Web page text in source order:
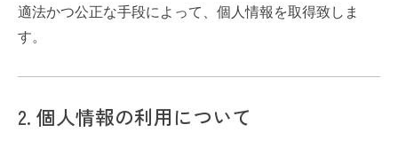
適法かつ公正な手段によって、個人情報を取得致しま
す。
2. 個人情報の利用について